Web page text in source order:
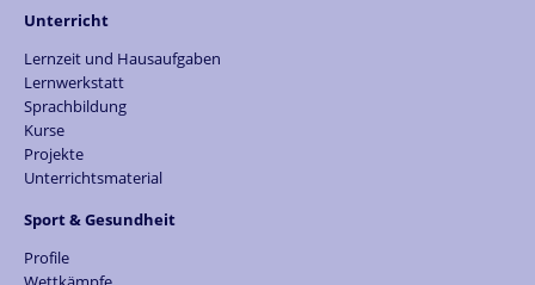
Unterricht
Lernzeit und Hausaufgaben
Lernwerkstatt
Sprachbildung
Kurse
Projekte
Unterrichtsmaterial
Sport & Gesundheit
Profile